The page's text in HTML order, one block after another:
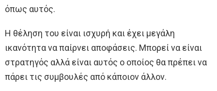
όπως αυτός.
Η θέληση του είναι ισχυρή και έχει μεγάλη
ικανότητα να παίρνει αποφάσεις. Μπορεί να είναι
στρατηγός αλλά είναι αυτός ο οποίος θα πρέπει να
πάρει τις συμβουλές από κάποιον άλλον.